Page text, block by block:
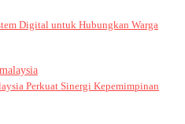
Digital untuk Hubungkan Warga
Perkuat Sinergi Kepemimpinan